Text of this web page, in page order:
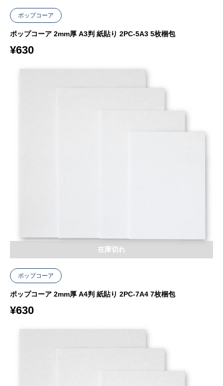
ポップコーア
ポップコーア 2mm厚 A3判 紙貼り 2PC-5A3 5枚梱包
¥630
ポップコーア
ポップコーア 2mm厚 A4判 紙貼り 2PC-7A4 7枚梱包
¥630
在庫切れ